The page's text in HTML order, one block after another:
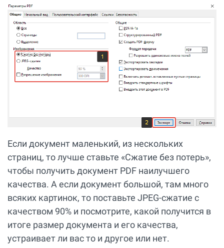
Если документ маленький, из нескольких
страниц, то лучше ставьте «Сжатие без потерь»,
чтобы получить документ PDF наилучшего
качества. А если документ большой, там много
всяких картинок, то поставьте JPEG-сжатие с
качеством 90% и посмотрите, какой получится в
итоге размер документа и его качества,
устраивает ли вас то и другое или нет.